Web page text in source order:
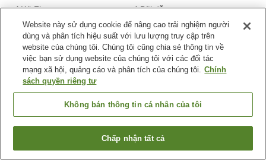
Wi-Fi
Bãi đỗ xe
Xông hơi
Spa / Salon
Trang chủ Việt Nam Đà Nẵng Sơn Trà Cordial Hotel
Tìm phòng trống
Website này sử dụng cookie để nâng cao trải nghiệm người
dùng và phân tích hiệu suất với lưu lượng truy cập trên
website của chúng tôi. Chúng tôi cũng chia sẻ thông tin về
việc bạn sử dụng website của chúng tôi với các đối tác
mạng xã hội, quảng cáo và phân tích của chúng tôi. Chính
sách quyền riêng tư
Không bán thông tin cá nhân của tôi
Chấp nhận tất cả